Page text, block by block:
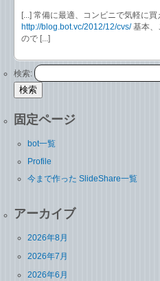
[...] 常備に最適、コンビニで気軽に
http://blog.bot.vc/2012/12/cvs/基本、
ので [...]
検索:
固定ページ
bot一覧
Profile
今まで作った SlideShare一覧
アーカイブ
2026年8月
2026年7月
2026年6月